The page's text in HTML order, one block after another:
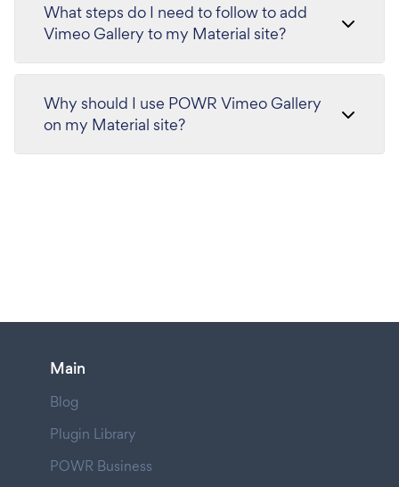
What steps do I need to follow to add
Vimeo Gallery to my Material site?
Why should I use POWR Vimeo Gallery
on my Material site?
Main
Blog
Plugin Library
POWR Business